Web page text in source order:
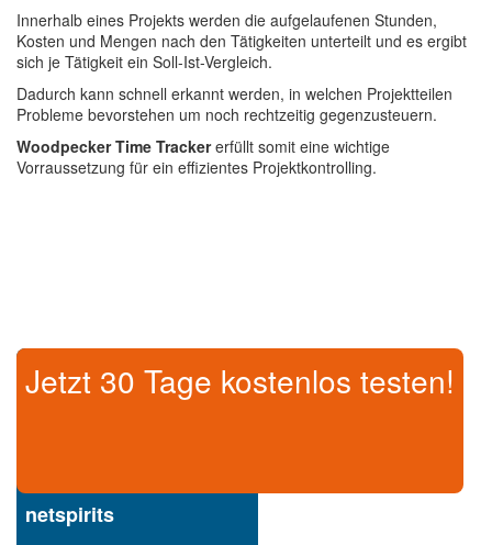
Innerhalb eines Projekts werden die aufgelaufenen Stunden,
Kosten und Mengen nach den Tätigkeiten unterteilt und es ergibt
sich je Tätigkeit ein Soll-Ist-Vergleich.
Dadurch kann schnell erkannt werden, in welchen Projektteilen
Probleme bevorstehen um noch rechtzeitig gegenzusteuern.
Woodpecker Time Trackererfüllt somit eine wichtige
Vorraussetzung für ein effizientes Projektkontrolling.
Jetzt 30 Tage kostenlos testen!
netspirits